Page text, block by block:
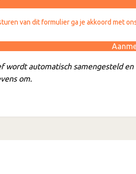
van dit formulier ga je akkoord met
wordt automatisch samengesteld
om.